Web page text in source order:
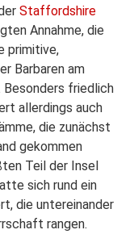
Staffordshire
Annahme, die
primitive,
Barbaren am
Besonders friedlich
allerdings auch
die zunächst
gekommen
Teil der Insel
sich rund ein
die untereinander
rangen.